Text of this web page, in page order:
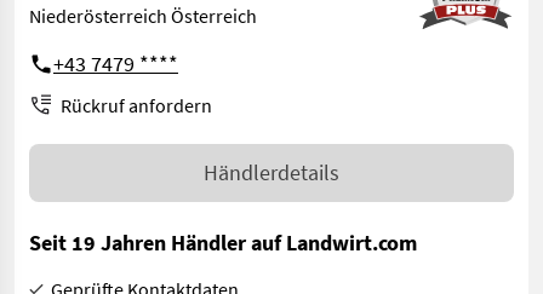
Niederösterreich Österreich
+43 7479 ****
Rückruf anfordern
Händlerdetails
Seit 19 Jahren Händler auf Landwirt.com